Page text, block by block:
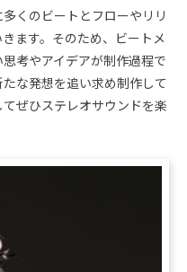
くのビートとフローやリリ
ます。そのため、ビートメ
考やアイデアが制作過程で
な発想を追い求め制作して
ぜひステレオサウンドを楽